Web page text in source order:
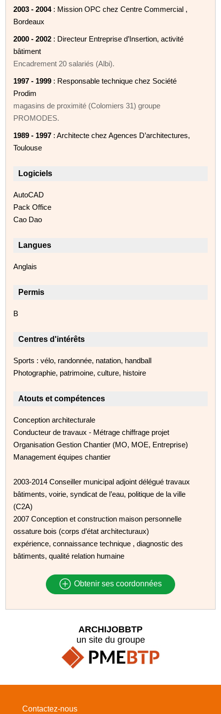
2003 - 2004: Mission OPC chez Centre Commercial ,
Bordeaux
2000 - 2002 : Directeur Entreprise d’Insertion, activité
bâtiment
Encadrement 20 salariés (Albi).
1997 - 1999 : Responsable technique chez Société
Prodim
magasins de proximité (Colomiers 31) groupe
PROMODES.
1989 - 1997 : Architecte chez Agences D’architectures,
Toulouse
Logiciels
AutoCAD
Pack Office
Cao Dao
Langues
Anglais
Permis
B
Centres d'intérêts
Sports : vélo, randonnée, natation, handball
Photographie, patrimoine, culture, histoire
Atouts et compétences
Conception architecturale
Conducteur de travaux - Métrage chiffrage projet
Organisation Gestion Chantier (MO, MOE, Entreprise)
Management équipes chantier
2003-2014 Conseiller municipal adjoint délégué travaux
bâtiments, voirie, syndicat de l’eau, politique de la ville
(C2A)
2007 Conception et construction maison personnelle
ossature bois (corps d’état architecturaux)
expérience, connaissance technique , diagnostic des
bâtiments, qualité relation humaine
Obtenir ses coordonnées
ARCHIJOBBTP
un site du groupe
Contactez-nous